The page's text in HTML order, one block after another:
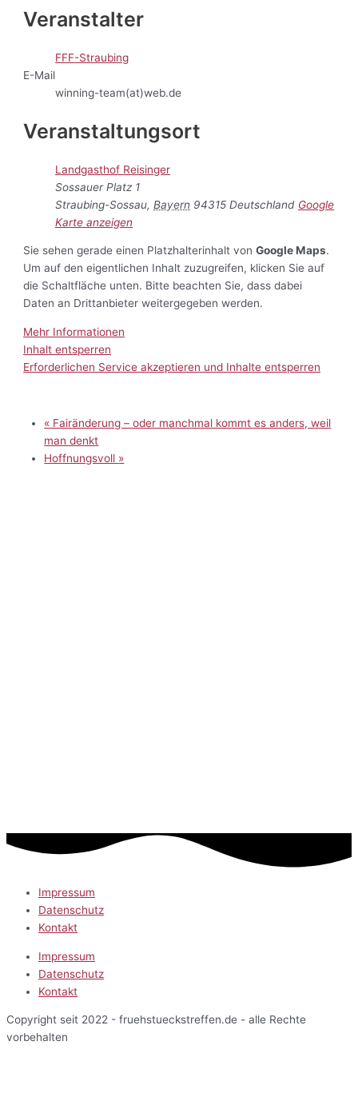
Veranstalter
FFF-Straubing
E-Mail
winning-team(at)web.de
Veranstaltungsort
Landgasthof Reisinger
Sossauer Platz 1
Straubing-Sossau, Bayern 94315 Deutschland Google
Karte anzeigen
Sie sehen gerade einen Platzhalterinhalt vonGoogle Maps.
Um auf den eigentlichen Inhalt zuzugreifen, klicken Sie auf
die Schaltfläche unten. Bitte beachten Sie, dass dabei
Daten an Drittanbieter weitergegeben werden.
Mehr Informationen
Inhalt entsperren
Erforderlichen Service akzeptieren und Inhalte entsperren
« Fairänderung – oder manchmal kommt es anders, weil
man denkt
Hoffnungsvoll »
Impressum
Datenschutz
Kontakt
Impressum
Datenschutz
Kontakt
Copyright seit 2022 - fruehstueckstreffen.de - alle Rechte
vorbehalten